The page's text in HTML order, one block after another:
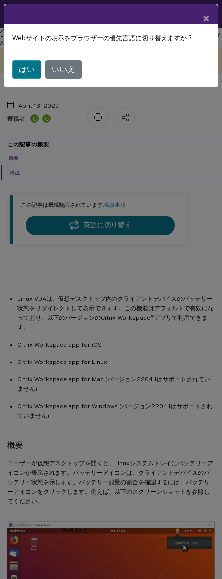
リナックス バーチャル デリバリー エージェント
Linux Virtual Delivery
Agent 2407
この記事は機械翻訳されています.免責事項
英語に切り替え
Linux VDAは、仮想デスクトップ内のクライアントデバイスのバッテリー
状態をリダイレクトして表示できます。この機能はデフォルトで有効にな
っており、以下のバージョンのCitrix Workspace™アプリで利用できま
す。
Citrix Workspace app for iOS
Citrix Workspace app for Linux
Citrix Workspace app for Mac (バージョン2204.1はサポートされてい
ません)
Citrix Workspace app for Windows (バージョン2204.1はサポートされ
ていません)
概要
ユーザーが仮想デスクトップを開くと、Linuxシステムトレイにバッテリーア
イコンが表示されます。バッテリーアイコンは、クライアントデバイスのバ
ッテリー状態を示します。バッテリー残量の割合を確認するには、バッテリ
ーアイコンをクリックします。例えば、以下のスクリーンショットを参照し
てください。
翻訳されています。
クライアントのバッテリー状態表示
April 13, 2026
寄稿者:
C C
この記事の概要
概要
構成
×
Webサイトの表示をブラウザーの優先言語に切り替えますか ?
はい いいえ